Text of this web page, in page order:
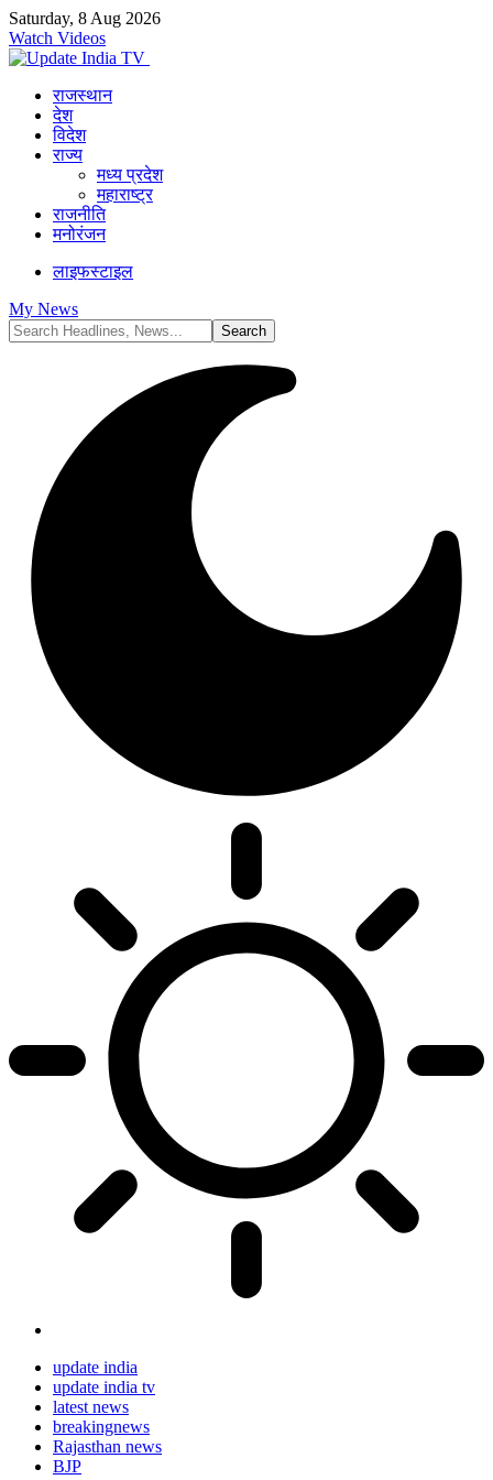
Saturday, 8 Aug 2026
Watch Videos
राजस्थान
देश
विदेश
राज्य
मध्य प्रदेश
महाराष्ट्र
राजनीति
मनोरंजन
लाइफस्टाइल
My News
update india
update india tv
latest news
breakingnews
Rajasthan news
BJP